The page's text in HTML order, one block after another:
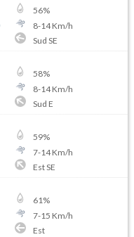
56%
8-14Km/h
Sud SE
58%
8-14Km/h
Sud E
59%
7-14Km/h
Est SE
61%
7-15 Km/h
Est